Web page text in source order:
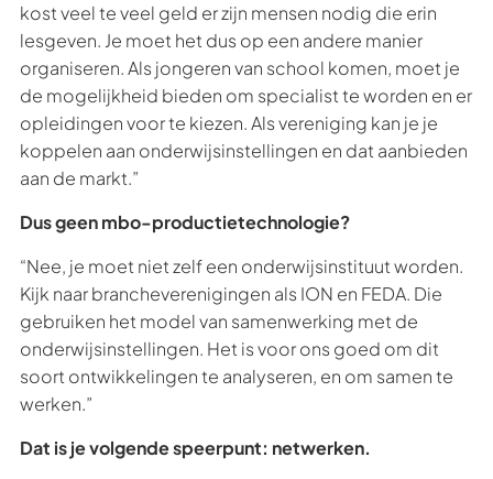
kost veel te veel geld er zijn mensen nodig die erin
lesgeven. Je moet het dus op een andere manier
organiseren. Als jongeren van school komen, moet je
de mogelijkheid bieden om specialist te worden en er
opleidingen voor te kiezen. Als vereniging kan je je
koppelen aan onderwijsinstellingen en dat aanbieden
aan de markt.”
Dus geen mbo-productietechnologie?
“Nee, je moet niet zelf een onderwijsinstituut worden.
Kijk naar brancheverenigingen als ION en FEDA. Die
gebruiken het model van samenwerking met de
onderwijsinstellingen. Het is voor ons goed om dit
soort ontwikkelingen te analyseren, en om samen te
werken.”
Dat is je volgende speerpunt: netwerken.